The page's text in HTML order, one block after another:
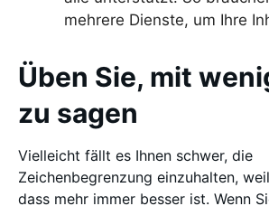
mehrere Dienste, um Ihre
Üben Sie, mit
zu sagen
Vielleicht fällt es Ihnen schwer, die
Zeichenbegrenzung einzuhalten,
dass mehr immer besser ist. Wenn